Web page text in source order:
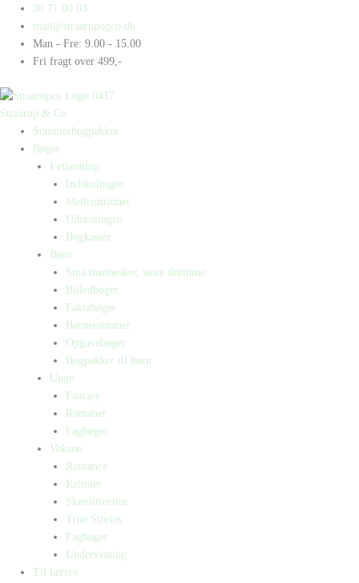
indholdet
30 71 00 03
mail@straarupogco.dk
Man - Fre: 9.00 - 15.00
Fri fragt over 499,-
Straarup & Co
Sommerbogpakker
Bøger
Letlæsning
Indskolingen
Mellemtrinnet
Udskolingen
Bogkasser
Børn
Små mennesker, store drømme
Billedbøger
Faktabøger
Børneromaner
Opgavebøger
Bogpakker til børn
Unge
Fantasy
Romaner
Fagbøger
Voksne
Romance
Krimier
Skønlitteratur
True Stories
Fagbøger
Undervisning
Til lærere
Products
search
Products
search